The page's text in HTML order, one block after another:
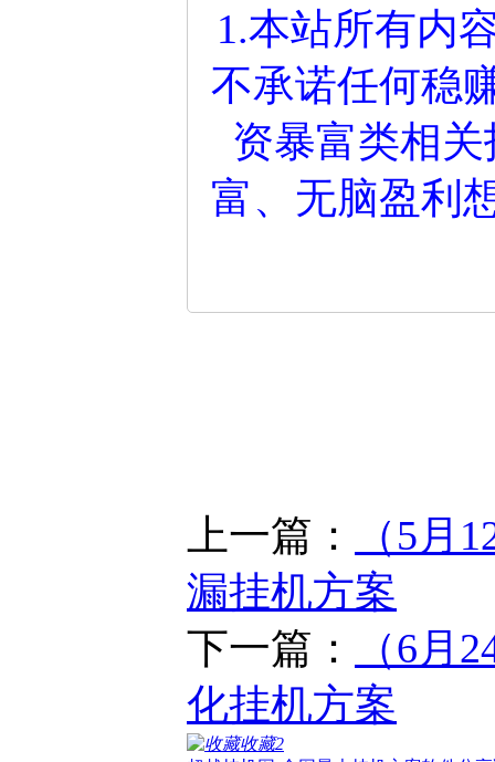
1.本站所有内
不承诺任何稳
资暴富类相
富、无脑盈利
上一篇：
（5月
漏挂机方案
下一篇：
（6月
化挂机方案
收藏2